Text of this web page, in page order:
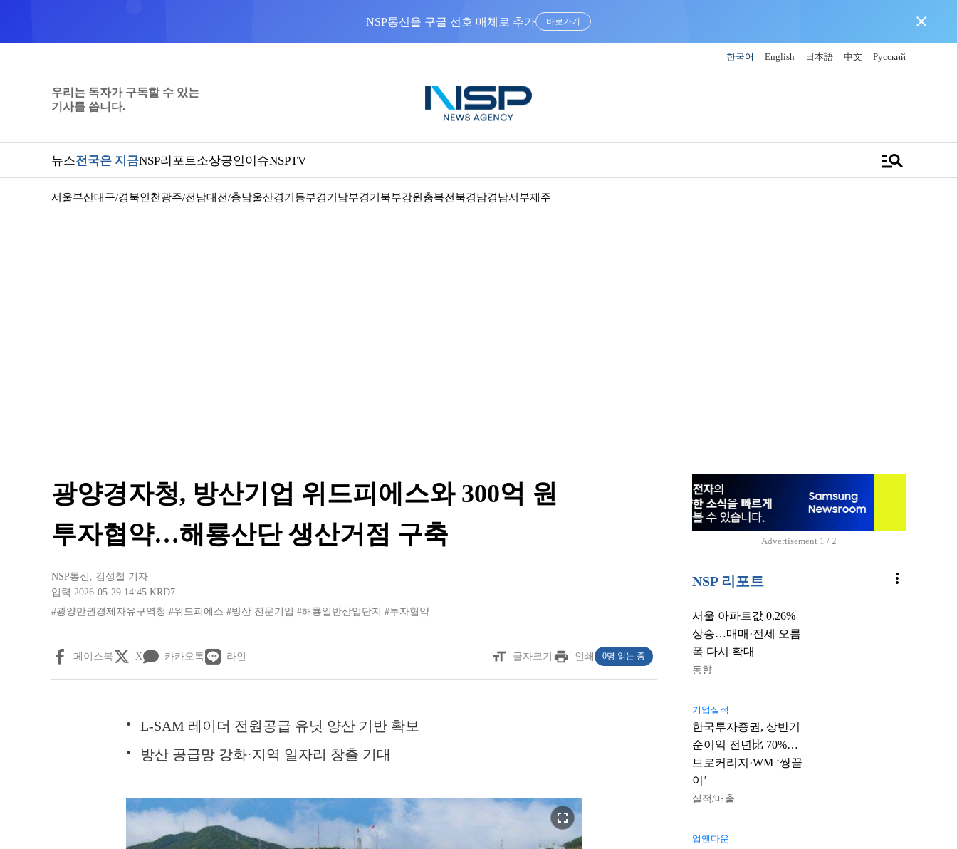
NSP통신을 구글 선호 매체로 추가 바로가기 close
한국어 English 日本語 中文 Русский
우리는 독자가 구독할 수 있는
기사를 씁니다.
뉴스전국은 지금NSP리포트소상공인이슈NSPTV manage_search
서울부산대구/경북인천 광주/전남대전/충남울산경기동부경기남부경기북부강원 충북전북경남경남서부제주
광양경자청, 방산기업 위드피에스와 300억 원
투자협약…해룡산단 생산거점 구축
NSP통신 , 김성철 기자
입력 2026-05-29 14:45 KRD7
#광양만권경제자유구역청 #위드피에스 #방산 전문기업 #해룡일반산업단지 #투자협약
페이스북 X 카카오톡 라인 format_size 글자크기 print 인쇄 0명 읽는 중
L-SAM 레이더 전원공급 유닛 양산 기반 확보
방산 공급망 강화·지역 일자리 창출 기대
fullscreen
Advertisement 1 / 2
NSP 리포트 more_vert
서울 아파트값 0.26%
상승…매매·전세 오름
폭 다시 확대
동향
기업실적
한국투자증권, 상반기
순이익 전년比 70%…
브로커리지·WM ‘쌍끌
이’
실적/매출
업앤다운